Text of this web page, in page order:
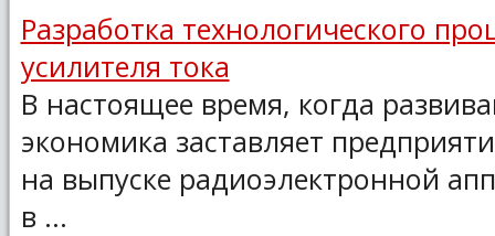
Разработка технологического
усилителя тока
В настоящее время, когда
экономика заставляет
на выпуске радиоэлектронной
в ...